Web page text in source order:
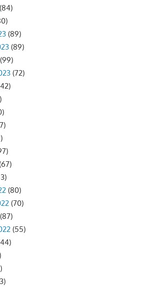
(84)
(89)
(89)
(99)
(72)
(80)
(70)
(87)
(55)